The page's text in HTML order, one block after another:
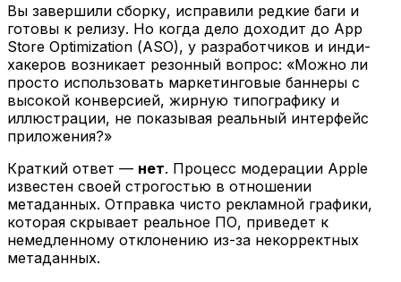
Вы завершили сборку, исправили редкие баги и
готовы к релизу. Но когда дело доходит до App
Store Optimization (ASO), у разработчиков и инди-
хакеров возникает резонный вопрос: «Можно ли
просто использовать маркетинговые баннеры с
высокой конверсией, жирную типографику и
иллюстрации, не показывая реальный интерфейс
приложения?»
Краткий ответ — нет. Процесс модерации Apple
известен своей строгостью в отношении
метаданных. Отправка чисто рекламной графики,
которая скрывает реальное ПО, приведет к
немедленному отклонению из-за некорректных
метаданных.